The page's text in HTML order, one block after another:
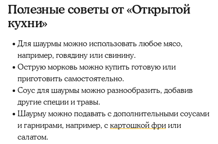
Полезные советы от «Открытой
кухни»
Для шаурмы можно использовать любое мясо,
например, говядину или свинину.
Острую морковь можно купить готовую или
приготовить самостоятельно.
Соус для шаурмы можно разнообразить, добавив
другие специи и травы.
Шаурму можно подавать с дополнительными соусами
и гарнирами, например, скартошкой фриили
салатом.